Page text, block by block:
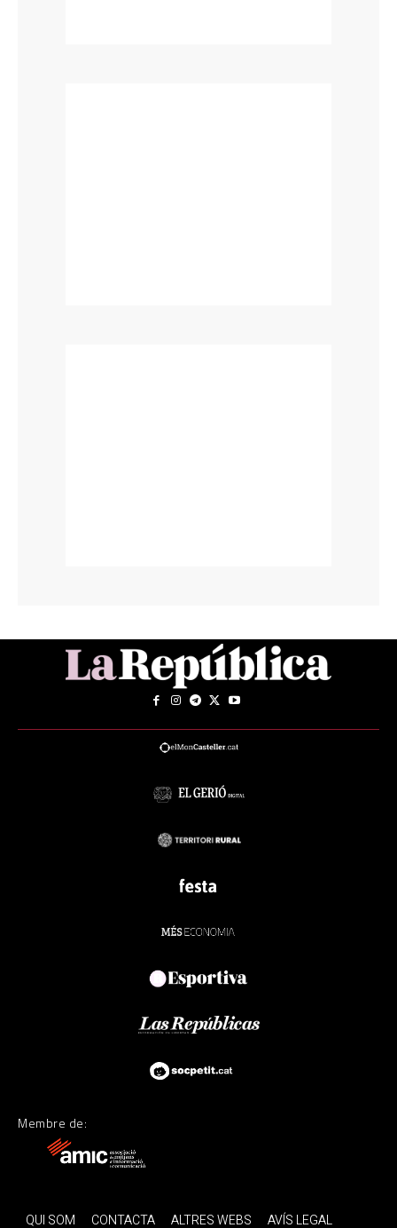
Membre de:
QUI SOM CONTACTA ALTRES WEBS AVÍS LEGAL